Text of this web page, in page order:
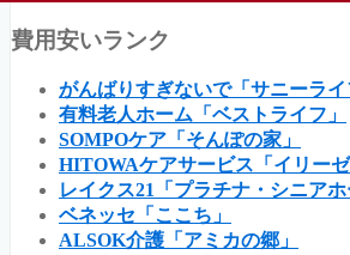
費用安いランク
がんばりすぎないで「サニーライ
有料老人ホーム「ベストライフ」
SOMPOケア「そんぽの家」
HITOWAケアサービス「イリーゼ
レイクス21「プラチナ・シニアホ
ベネッセ「ここち」
ALSOK介護「アミカの郷」